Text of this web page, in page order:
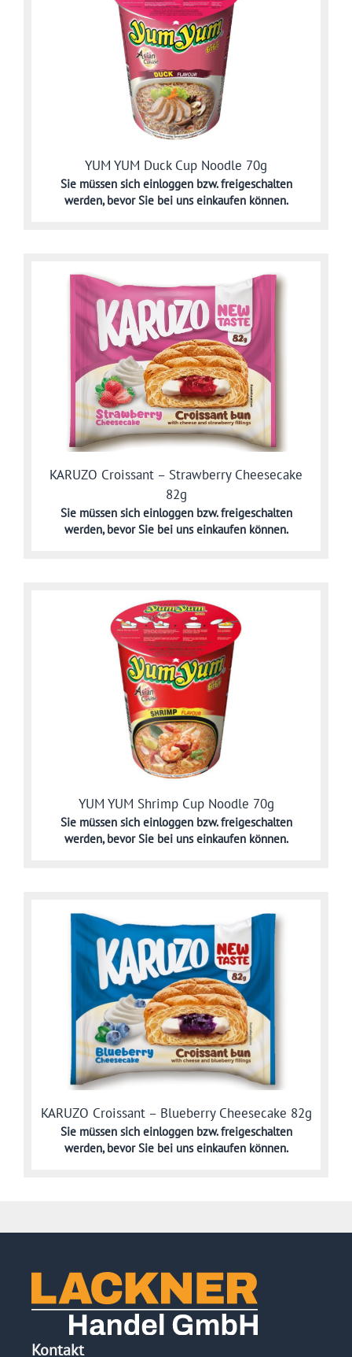
YUM YUM Duck Cup Noodle 70g
Sie müssen sich einloggen bzw. freigeschalten
werden,bevor Sie bei uns einkaufen können.
KARUZO Croissant – Strawberry Cheesecake
82g
Sie müssen sich einloggen bzw. freigeschalten
werden,bevor Sie bei uns einkaufen können.
YUM YUM Shrimp Cup Noodle 70g
Sie müssen sich einloggen bzw. freigeschalten
werden,bevor Sie bei uns einkaufen können.
KARUZO Croissant – Blueberry Cheesecake 82g
Sie müssen sich einloggen bzw. freigeschalten
werden,bevor Sie bei uns einkaufen können.
Kontakt